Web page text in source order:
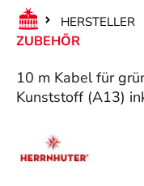
HERSTELLER
ZUBEHÖR
10 m Kabel für
Kunststoff (A13)